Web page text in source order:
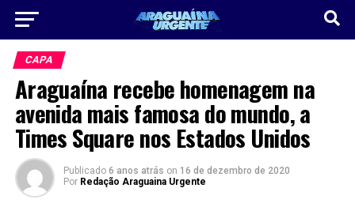
CAPA
Araguaína recebe homenagem na
avenida mais famosa do mundo, a
Times Square nos Estados Unidos
Publicado 6 anos atrás on 16 de dezembro de 2020
Por Redação Araguaina Urgente